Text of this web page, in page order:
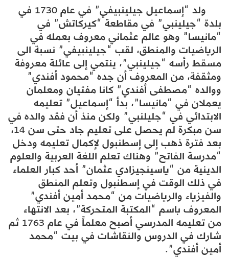
ولد “إسماعيل جيلينبيفي” في عام 1730 في
بلدة “جيلينبي” في مقاطعة “كيركاتش” في
“مانيسا” وهو عالم عثماني معروف بعمله في
الرياضيات والمنطق، لقب “جيلينبيفي” نسبة الى
مسقط رأسه “جيلينبي”، ينتمي إلى عائلة معروفة
ومثقفة، من المعروف أن جده “محمود أفندي”
ووالده “مصطفى أفندي” كانا مفتيان ومعلمان
يعملان في “مانيسا”، بدأ “إسماعيل” تعليمه
الابتدائي في “جليلنبي” ولكن منذ أن فقد والده في
سن مبكرة لم يحصل على تعليم جاد حتى سن 14،
بعد فترة ذهب إلى إسطنبول لإكمال تعليمه ودخل
“مدرسة الفاتح” وهناك تعلم اللغة العربية والعلوم
الدينية من “ياسينجيزادي عثمان” أحد كبار العلماء
في ذلك الوقت في إسطنبول وتعلم المنطق
والفيزياء والرياضيات من “محمد أمين أفندي”
المعروف باسم “المكتبة المتحركة”، بعد الانتهاء
من تعليمه المدرسي أصبح معلماً في عام 1763 ثم
شارك في الدروس والنقاشات في بيت “محمد
أمين أفندي”.